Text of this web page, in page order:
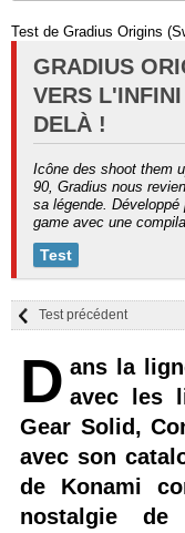
Test de Gradius Origins
GRADIUS
VERS
DELÀ !
Icône des shoot them
90, Gradius nous
sa légende.
game avec une
Test
Test précédent
D ans la
avec les
Gear Solid,
avec son
de Konami
nostalgie